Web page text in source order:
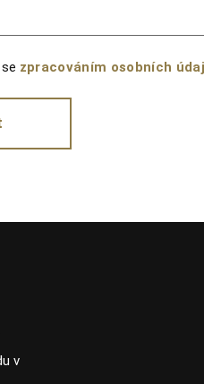
zpracováním osobních
v